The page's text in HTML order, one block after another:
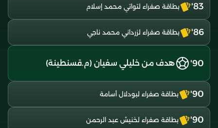
83' بطاقة صفراء لتواتي محمد إسلام
86' بطاقة صفراء لزرداني محمد ناجي
90' هدف من خليلي سفيان (م.قسنطينة)
90' بطاقة صفراء لبودلال أسامة
90' بطاقة صفراء لخنيش عبد الرحمن